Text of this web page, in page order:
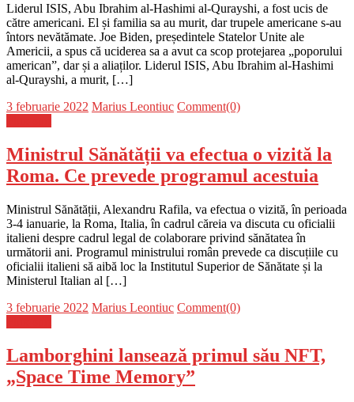
Liderul ISIS, Abu Ibrahim al-Hashimi al-Qurayshi, a fost ucis de
către americani. El și familia sa au murit, dar trupele americane s-au
întors nevătămate. Joe Biden, președintele Statelor Unite ale
Americii, a spus că uciderea sa a avut ca scop protejarea „poporului
american”, dar și a aliaților. Liderul ISIS, Abu Ibrahim al-Hashimi
al-Qurayshi, a murit, […]
Posted
3 februarie 2022 Author
Marius Leontiuc Comment(0)
Ministrul Sănătății va efectua o vizită la
Roma. Ce prevede programul acestuia
Ministrul Sănătății, Alexandru Rafila, va efectua o vizită, în perioada
3-4 ianuarie, la Roma, Italia, în cadrul căreia va discuta cu oficialii
italieni despre cadrul legal de colaborare privind sănătatea în
următorii ani. Programul ministrului român prevede ca discuțiile cu
oficialii italieni să aibă loc la Institutul Superior de Sănătate și la
Ministerul Italian al […]
Posted
3 februarie 2022 Author
Marius Leontiuc Comment(0)
Lamborghini lansează primul său NFT,
„Space Time Memory”